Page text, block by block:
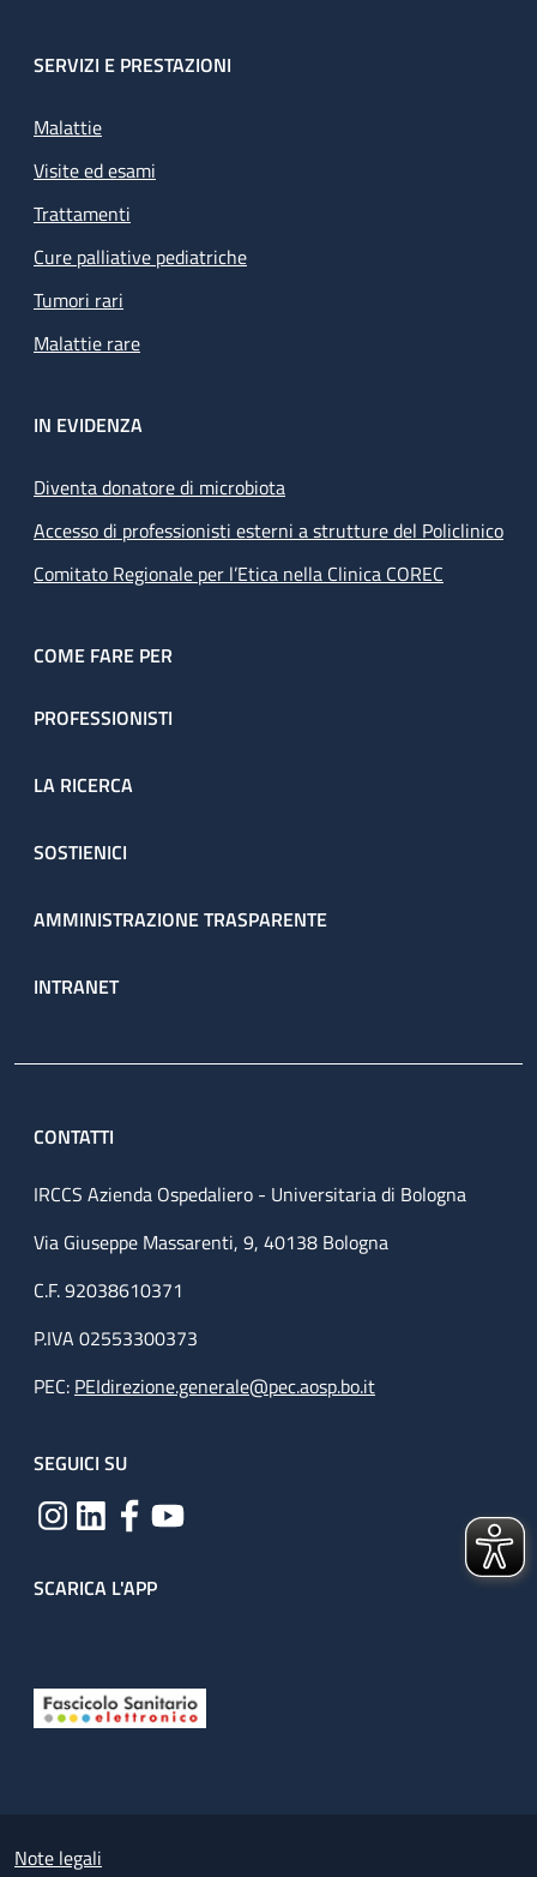
SERVIZI E PRESTAZIONI
Malattie
Visite ed esami
Trattamenti
Cure palliative pediatriche
Tumori rari
Malattie rare
IN EVIDENZA
Diventa donatore di microbiota
Accesso di professionisti esterni a strutture del Policlinico
Comitato Regionale per l’Etica nella Clinica COREC
COME FARE PER
PROFESSIONISTI
LA RICERCA
SOSTIENICI
AMMINISTRAZIONE TRASPARENTE
INTRANET
CONTATTI
IRCCS Azienda Ospedaliero - Universitaria di Bologna
Via Giuseppe Massarenti, 9, 40138 Bologna
C.F. 92038610371
P.IVA 02553300373
PEC: PEIdirezione.generale@pec.aosp.bo.it
SEGUICI SU
SCARICA L'APP
Small prints
Note legali